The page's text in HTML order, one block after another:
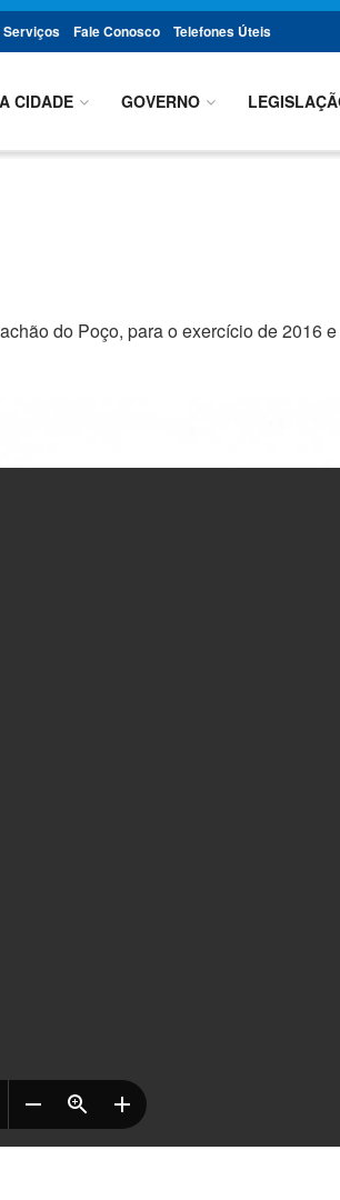
Serviços Fale Conosco Telefones Úteis
A CIDADE GOVERNO
do Poço, para o exercício de 2016